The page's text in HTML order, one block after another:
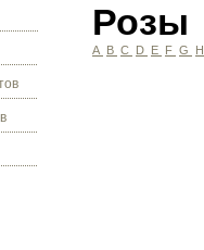
Розы
A B C D E F G